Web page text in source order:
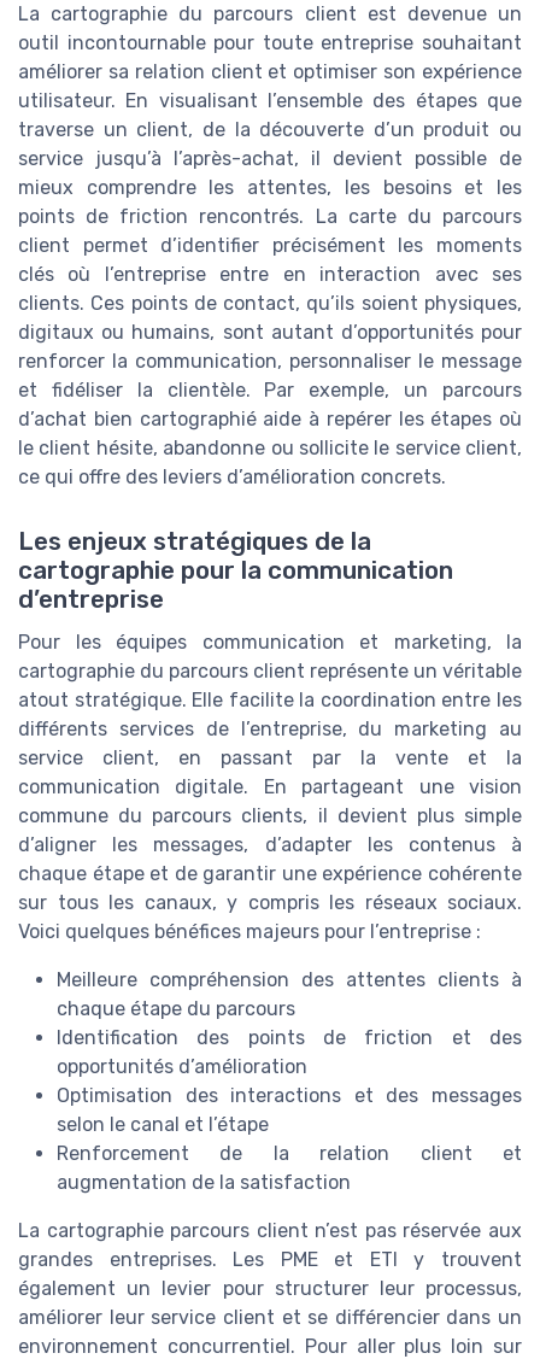
La cartographie du parcours client est devenue un
outil incontournable pour toute entreprise souhaitant
améliorer sa relation client et optimiser son expérience
utilisateur. En visualisant l’ensemble des étapes que
traverse un client, de la découverte d’un produit ou
service jusqu’à l’après-achat, il devient possible de
mieux comprendre les attentes, les besoins et les
points de friction rencontrés. La carte du parcours
client permet d’identifier précisément les moments
clés où l’entreprise entre en interaction avec ses
clients. Ces points de contact, qu’ils soient physiques,
digitaux ou humains, sont autant d’opportunités pour
renforcer la communication, personnaliser le message
et fidéliser la clientèle. Par exemple, un parcours
d’achat bien cartographié aide à repérer les étapes où
le client hésite, abandonne ou sollicite le service client,
ce qui offre des leviers d’amélioration concrets.
Les enjeux stratégiques de la
cartographie pour la communication
d’entreprise
Pour les équipes communication et marketing, la
cartographie du parcours client représente un véritable
atout stratégique. Elle facilite la coordination entre les
différents services de l’entreprise, du marketing au
service client, en passant par la vente et la
communication digitale. En partageant une vision
commune du parcours clients, il devient plus simple
d’aligner les messages, d’adapter les contenus à
chaque étape et de garantir une expérience cohérente
sur tous les canaux, y compris les réseaux sociaux.
Voici quelques bénéfices majeurs pour l’entreprise :
Meilleure compréhension des attentes clients à
chaque étape du parcours
Identification des points de friction et des
opportunités d’amélioration
Optimisation des interactions et des messages
selon le canal et l’étape
Renforcement de la relation client et
augmentation de la satisfaction
La cartographie parcours client n’est pas réservée aux
grandes entreprises. Les PME et ETI y trouvent
également un levier pour structurer leur processus,
améliorer leur service client et se différencier dans un
environnement concurrentiel. Pour aller plus loin sur